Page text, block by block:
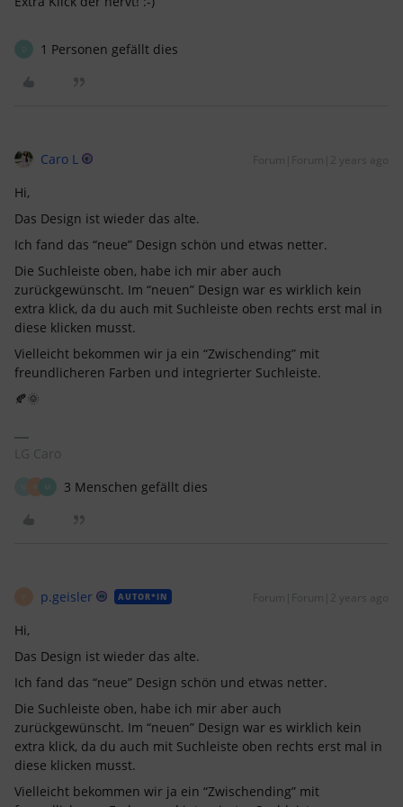
1 Personen gefällt dies
Caro L Forum|Forum|2 years ago
Hi,
Das Design ist wieder das alte.
Ich fand das “neue” Design schön und etwas netter.
Die Suchleiste oben, habe ich mir aber auch
zurückgewünscht. Im “neuen” Design war es wirklich kein
extra klick, da du auch mit Suchleiste oben rechts erst mal in
diese klicken musst.
Vielleicht bekommen wir ja ein “Zwischending” mit
freundlicheren Farben und integrierter Suchleiste.
🍂🌞
LG Caro
3 Menschen gefällt dies
p.geisler AUTOR*IN Forum|Forum|2 years ago
Hi,
Das Design ist wieder das alte.
Ich fand das “neue” Design schön und etwas netter.
Die Suchleiste oben, habe ich mir aber auch
zurückgewünscht. Im “neuen” Design war es wirklich kein
extra klick, da du auch mit Suchleiste oben rechts erst mal in
diese klicken musst.
Vielleicht bekommen wir ja ein “Zwischending” mit